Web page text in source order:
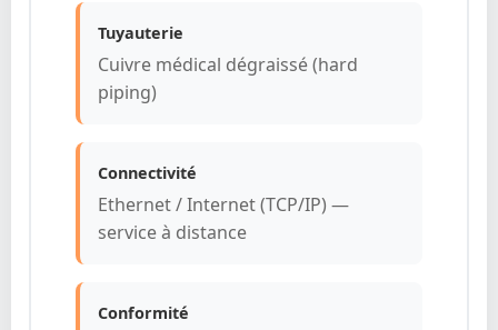
Tuyauterie
Cuivre médical dégraissé (hard
piping)
Connectivité
Ethernet / Internet (TCP/IP) —
service à distance
Conformité